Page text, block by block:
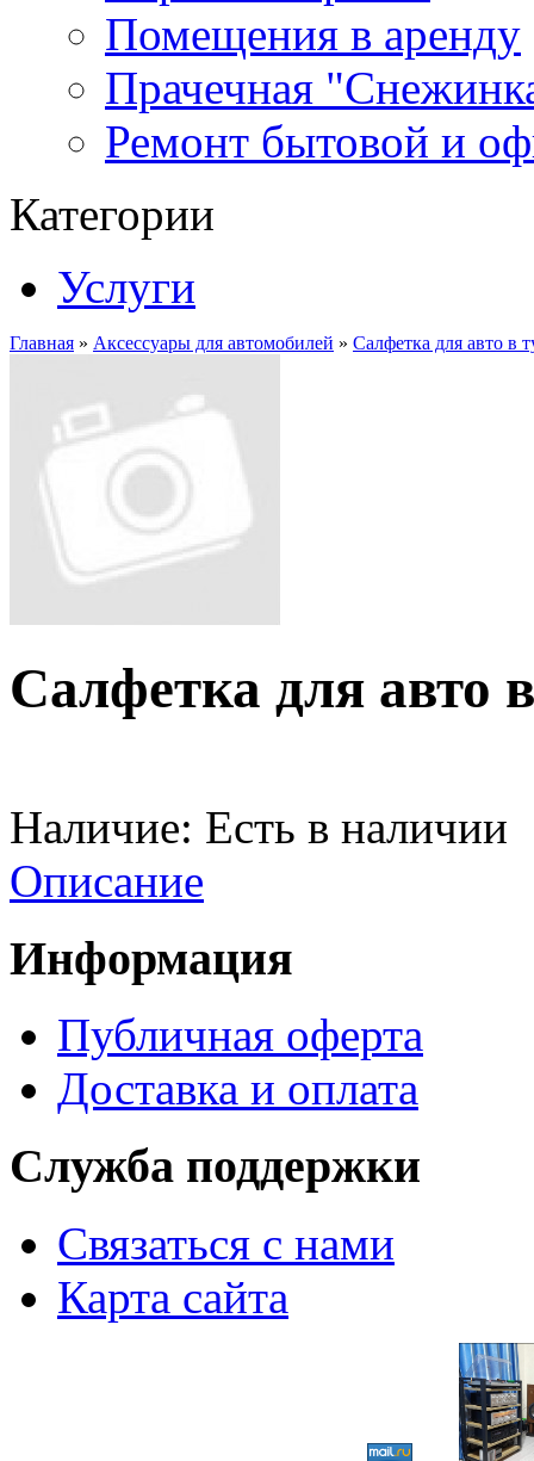
Помещения в аренду
Прачечная
Ремонт бытовой и
Категории
Услуги
Главная » Аксессуары для автомобилей » Салфетка для авто в
Салфетка для авто
Наличие: Есть в наличии
Описание
Информация
Публичная оферта
Доставка и оплата
Служба поддержки
Связаться с нами
Карта сайта